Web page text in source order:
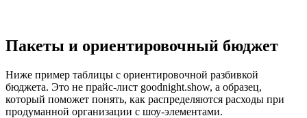
Пакеты и ориентировочный бюджет
Ниже пример таблицы с ориентировочной разбивкой
бюджета. Это не прайс-лист goodnight.show, а образец,
который поможет понять, как распределяются расходы при
продуманной организации с шоу-элементами.